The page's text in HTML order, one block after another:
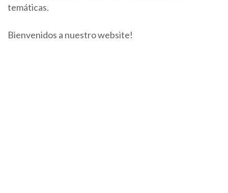
temáticas.
Bienvenidos a nuestro website!